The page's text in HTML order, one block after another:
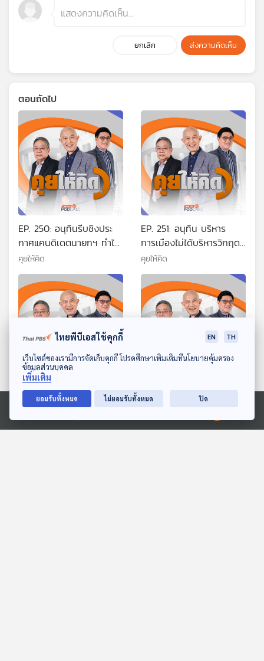
ดาวน์โหลด Thai PBS Podcast Application
Ⓒ 2020 องค์การกระจายเสียงและแพร่ภาพสาธารณะแห่งประเทศไทย
ยกเลิก ส่งความคิดเห็น
ตอนถัดไป
EP. 250: อนุทินรีบชิงประ
กาศแคนดิเดตนายกฯ ทำไม
| จับอาการเอกนิติ-ศุภจี |
ทยอยขึ้น VAT 10% เริ่ม 70
คุยให้คิด
EP. 251: อนุทิน บริหาร
การเมืองไม่ได้บริหารวิกฤต |
จุดอ่อนนายกฯ อนุทิน |
ภราดรปิดไมค์หนีสื่อถาม
คุยให้คิด
EP. 252: ใครปล่อยภาพหลุด
อนุทิน-เบน สมิธ | คอนเน
คชัน อาจสู่ คอร์รัปชัน | ท่า
ที่ฝ่ายค้านยื่นอภิปรายหรือไม่
คุยให้คิด
EP. 253: อนุทินชิงยุบสภา |
ถอดความและสิ่งที่ตามมา
หลังยุบสภา | ไทยกัมพูชาจะ
เป็นสงครามตัวแทนไหม
คุยให้คิด
ไทยพีบีเอสใช้คุกกี้ EN TH
เว็บไซต์ของเรามีการจัดเก็บคุกกี้ โปรดศึกษาเพิ่มเติมที่นโยบายคุ้มครอง
ข้อมูลส่วนบุคคล
เพิ่มเติม
ยอมรับทั้งหมด ไม่ยอมรับทั้งหมด ปิด